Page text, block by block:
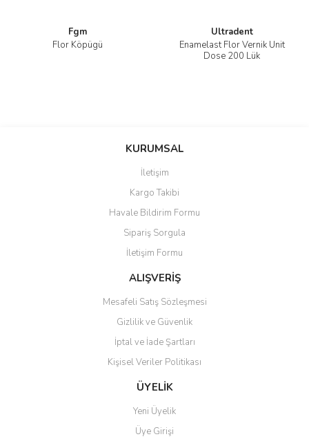
Fgm
Flor Köpügü
Ultradent
Enamelast Flor Vernik Ünit
Dose 200 Lük
KURUMSAL
İletişim
Kargo Takibi
Havale Bildirim Formu
Sipariş Sorgula
İletişim Formu
ALIŞVERİŞ
Mesafeli Satış Sözleşmesi
Gizlilik ve Güvenlik
İptal ve İade Şartları
Kişisel Veriler Politikası
ÜYELİK
Yeni Üyelik
Üye Girişi